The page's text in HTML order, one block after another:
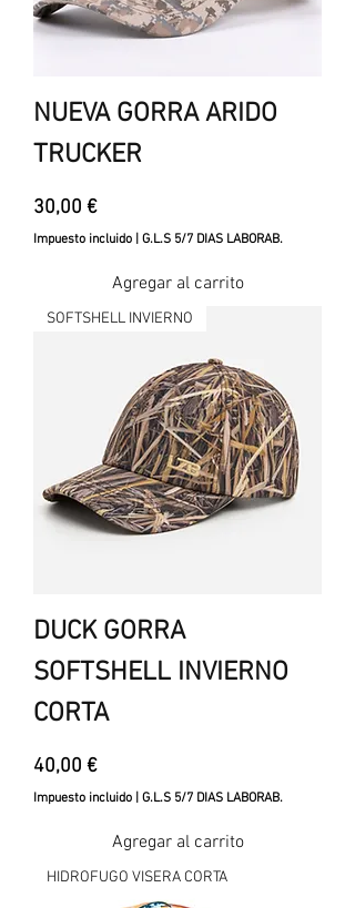
NUEVA GORRA ARIDO
TRUCKER
Precio
30,00 €
Impuesto incluido G.L.S 5/7 DIAS LABORAB.
Agregar al carrito
SOFTSHELL INVIERNO
DUCK GORRA
SOFTSHELL INVIERNO
CORTA
Precio
40,00 €
Impuesto incluido G.L.S 5/7 DIAS LABORAB.
Agregar al carrito
HIDROFUGO VISERA CORTA